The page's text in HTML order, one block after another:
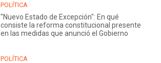
POLÍTICA
"Nuevo Estado de Excepción": En qué
consiste la reforma constitucional presente
en las medidas que anunció el Gobierno
POLÍTICA